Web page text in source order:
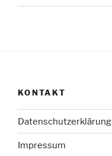
KONTAKT
Datenschutzerklärung
Impressum